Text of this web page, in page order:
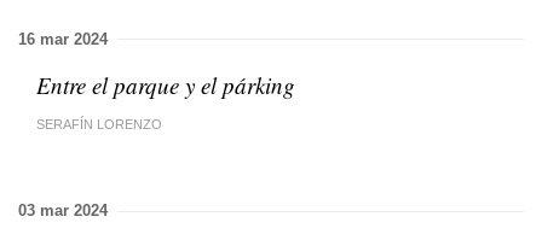
16 mar 2024
Entre el parque y el párking
SERAFÍN LORENZO
03 mar 2024